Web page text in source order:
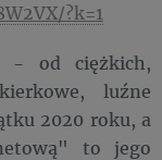
?k=1
- od ciężkich,
luźne
2020 roku, a
to jego